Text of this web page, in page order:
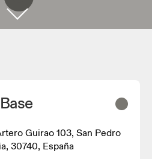
Guirao 103, San Pedro
30740, España